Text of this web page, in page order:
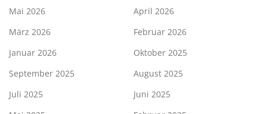
Mai 2026
April 2026
März 2026
Februar 2026
Januar 2026
Oktober 2025
September 2025
August 2025
Juli 2025
Juni 2025